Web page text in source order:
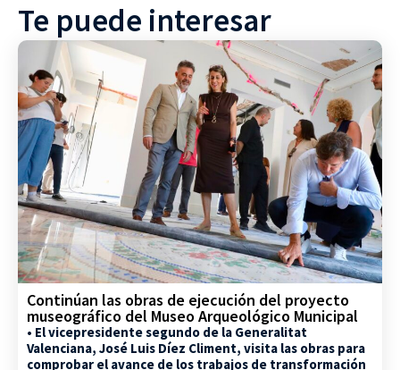
Te puede interesar
Continúan las obras de ejecución del proyecto
museográfico del Museo Arqueológico Municipal
• El vicepresidente segundo de la Generalitat
Valenciana, José Luis Díez Climent, visita las obras para
comprobar el avance de los trabajos de transformación